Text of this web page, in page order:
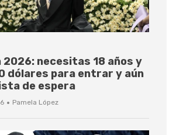
2026: necesitas 18 años y
dólares para entrar y aún
de espera
· Pamela López